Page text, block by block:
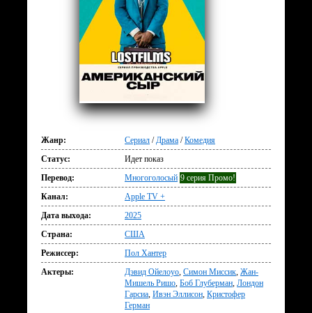
Жанр: Сериал /Драма /Комедия
Статус:
Идет показ
Перевод:
Многоголосый 9 серия Промо!
Канал:
Apple TV +
Дата выхода:
2025
Страна:
США
Режиссер:
Пол Хантер
Актеры:
Дэвид Ойелоуо, Симон Миссик, Жан-
Мишель Ришо, Боб Глуберман, Лондон
Гарсиа, Ивэн Эллисон, Кристофер
Герман